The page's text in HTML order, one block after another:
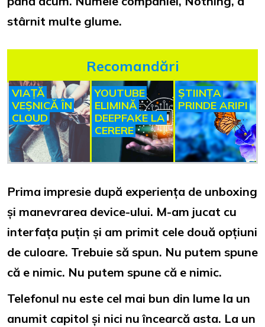
stârnit multe glume.
Recomandări
VIAȚĂ
VEȘNICĂ ÎN
CLOUD
YOUTUBE
ELIMINĂ
DEEPFAKE LA
CERERE
ȘTIINȚA
PRINDE ARIPI
Prima impresie după experiența de unboxing
și manevrarea device-ului. M-am jucat cu
interfața puțin și am primit cele două opțiuni
de culoare. Trebuie să spun. Nu putem spune
că e nimic. Nu putem spune că e nimic.
Telefonul nu este cel mai bun din lume la un
anumit capitol și nici nu încearcă asta. La un